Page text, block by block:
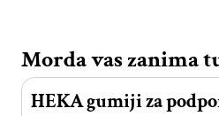
Morda vas zanima
HEKA gumiji za